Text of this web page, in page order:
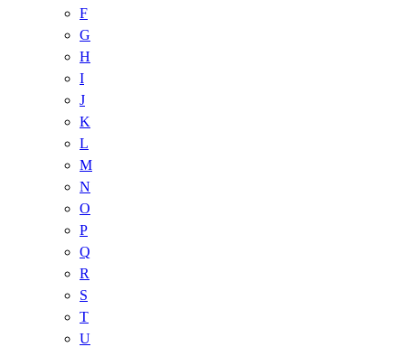
F
G
H
I
J
K
L
M
N
O
P
Q
R
S
T
U